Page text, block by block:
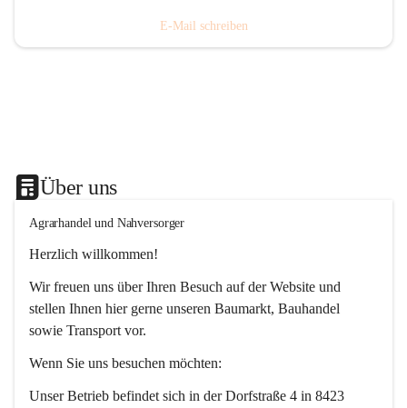
E-Mail schreiben
Über uns
Agrarhandel und Nahversorger
Herzlich willkommen!
Wir freuen uns über Ihren Besuch auf der Website und
stellen Ihnen hier gerne unseren Baumarkt, Bauhandel
sowie Transport vor.
Wenn Sie uns besuchen möchten:
Unser Betrieb befindet sich in der Dorfstraße 4 in 8423